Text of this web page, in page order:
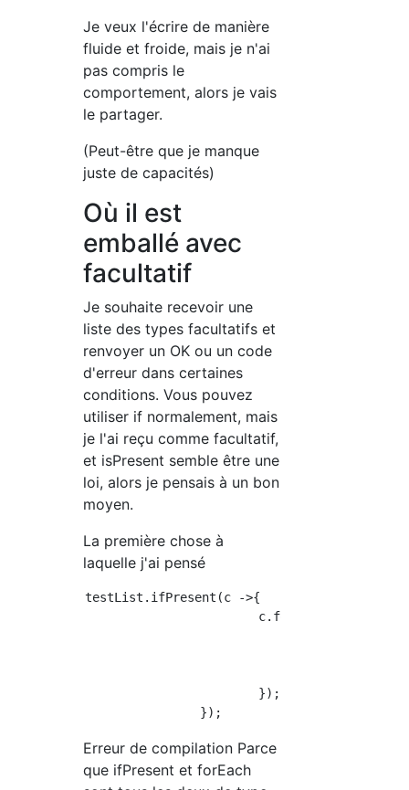
Je veux l'écrire de manière
fluide et froide, mais je n'ai
pas compris le
comportement, alors je vais
le partager.
(Peut-être que je manque
juste de capacités)
Où il est
emballé avec
facultatif
Je souhaite recevoir une
liste des typesfacultatifs et
renvoyer un OK ou un code
d'erreur dans certaines
conditions. Vous pouvez
utiliser if normalement, mais
je l'ai reçu comme facultatif,
et isPresent semble être une
loi, alors je pensais à un bon
moyen.
La première chose à
laquelle j'ai pensé
testList.ifPresent(c ->{
Erreur de compilation Parce
que ifPresent et forEach